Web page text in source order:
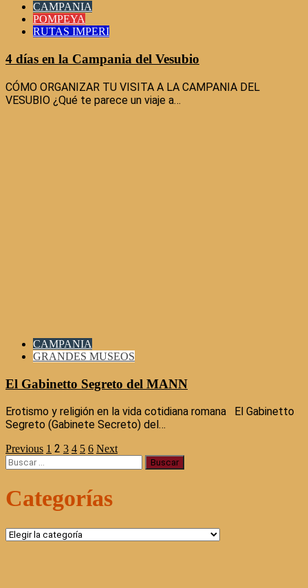
CAMPANIA
POMPEYA
RUTAS IMPERI
4 días en la Campania del Vesubio
CÓMO ORGANIZAR TU VISITA A LA CAMPANIA DEL
VESUBIO ¿Qué te parece un viaje a…
CAMPANIA
GRANDES MUSEOS
El Gabinetto Segreto del MANN
Erotismo y religión en la vida cotidiana romana El Gabinetto
Segreto (Gabinete Secreto) del…
Paginación
de
entradas
Previous 1 2 3 4 5 6 Next
Buscar:
Categorías
Categorías